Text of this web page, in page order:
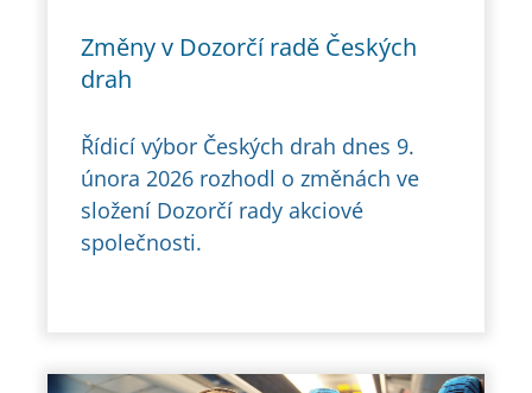
Změny v Dozorčí radě Českých
drah
Řídicí výbor Českých drah dnes 9.
února 2026 rozhodl o změnách ve
složení Dozorčí rady akciové
společnosti.